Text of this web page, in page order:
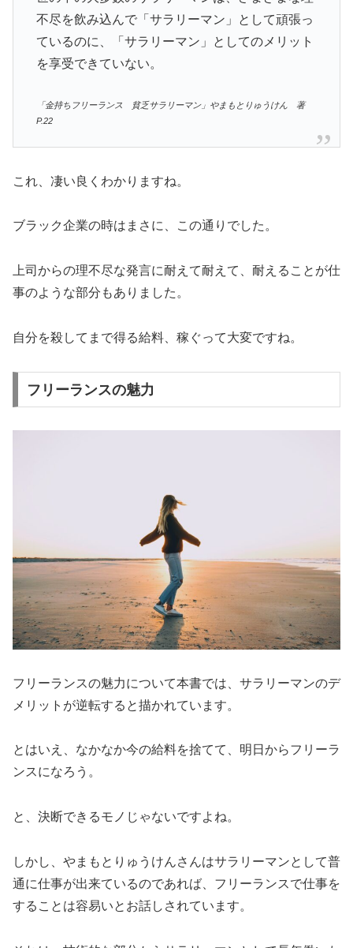
不尽を飲み込んで「サラリーマン」として頑張っ
ているのに、「サラリーマン」としてのメリット
を享受できていない。
「金持ちフリーランス 貧乏サラリーマン」やまもとりゅうけん 著
P.22
これ、凄い良くわかりますね。
ブラック企業の時はまさに、この通りでした。
上司からの理不尽な発言に耐えて耐えて、耐えることが仕
事のような部分もありました。
自分を殺してまで得る給料、稼ぐって大変ですね。
フリーランスの魅力
フリーランスの魅力について本書では、サラリーマンのデ
メリットが逆転すると描かれています。
とはいえ、なかなか今の給料を捨てて、明日からフリーラ
ンスになろう。
と、決断できるモノじゃないですよね。
しかし、やまもとりゅうけんさんはサラリーマンとして普
通に仕事が出来ているのであれば、フリーランスで仕事を
することは容易いとお話しされています。